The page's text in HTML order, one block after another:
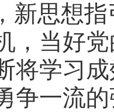
新思想
，当好
将学习
争一流